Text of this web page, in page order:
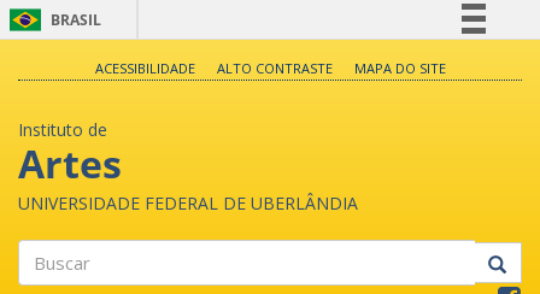
BRASIL
Legislação
Canais
ACESSIBILIDADE ALTO CONTRASTE MAPA DO SITE
Instituto de
Artes
UNIVERSIDADE FEDERAL DE UBERLÂNDIA